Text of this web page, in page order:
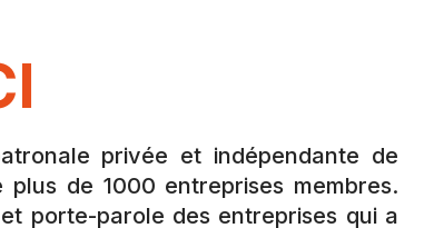
privée et indépendante de
plus de 1000 entreprises membres.
porte-parole des entreprises qui a